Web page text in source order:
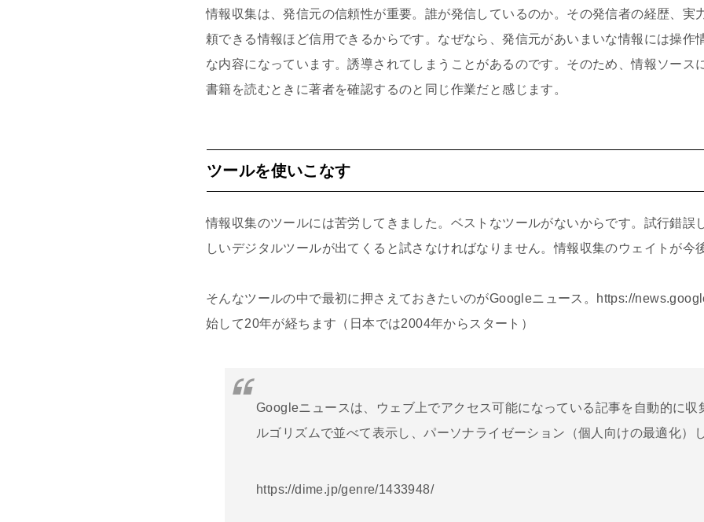
情報収集は、発信元の信頼性が重要。誰が発信しているのか。その発信者の経歴、実
頼できる情報ほど信用できるからです。なぜなら、発信元があいまいな情報には操作
な内容になっています。誘導されてしまうことがあるのです。そのため、情報ソース
書籍を読むときに著者を確認するのと同じ作業だと感じます。
ツールを使いこなす
情報収集のツールには苦労してきました。ベストなツールがないからです。試行錯誤
しいデジタルツールが出てくると試さなければなりません。情報収集のウェイトが今
そんなツールの中で最初に押さえておきたいのがGoogleニュース。https://
始して20年が経ちます（日本では2004年からスタート）
Googleニュースは、ウェブ上でアクセス可能になっている記事を自動的に収
ルゴリズムで並べて表示し、パーソナライゼーション（個人向けの最適化）
https://dime.jp/genre/1433948/